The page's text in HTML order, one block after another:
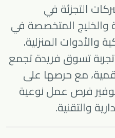
التجزئة في
والخليج المتخصصة في
والأدوات المنزلية.
تسوق فريدة تجمع
مع حرصها على
فرص عمل نوعية
والتقنية.